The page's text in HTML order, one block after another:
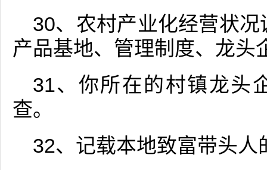
30、农村产业化经营状
产品基地、管理制度、龙头
31、你所在的村镇龙头
查。
32、记载本地致富带头人